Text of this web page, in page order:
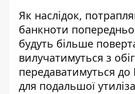
Як наслідок,
банкноти
будуть більше
вилучатимуться з
передаватимуться
для подальшої